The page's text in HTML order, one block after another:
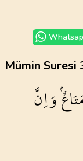
Mümin Suresi
وَاِنَّ